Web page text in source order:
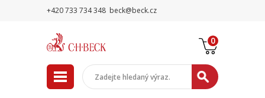
+420 733 734 348 beck@beck.cz
0